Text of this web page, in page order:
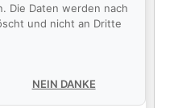
Die Daten werden nach
und nicht an Dritte
NEIN DANKE